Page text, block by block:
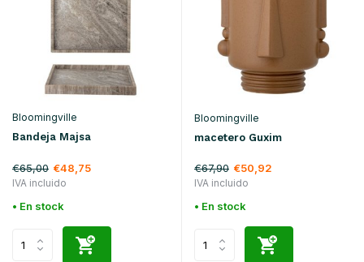
Bloomingville
Bandeja Majsa
€65,00 €48,75
IVA incluido
• En stock
Bloomingville
macetero Guxim
€67,90 €50,92
IVA incluido
• En stock